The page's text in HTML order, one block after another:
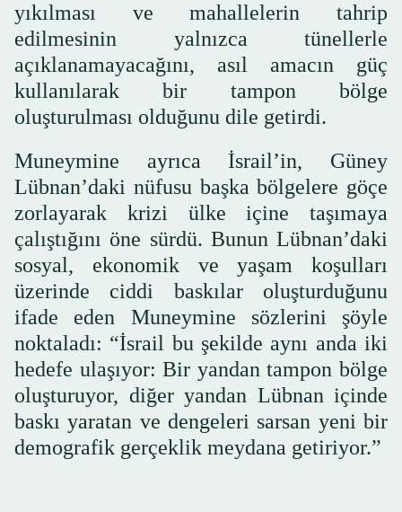
yıkılması ve mahallelerin tahrip
edilmesinin yalnızca tünellerle
açıklanamayacağını, asıl amacın güç
kullanılarak bir tampon bölge
oluşturulması olduğunu dile getirdi.
Muneymine ayrıca İsrail’in, Güney
Lübnan’daki nüfusu başka bölgelere göçe
zorlayarak krizi ülke içine taşımaya
çalıştığını öne sürdü. Bunun Lübnan’daki
sosyal, ekonomik ve yaşam koşulları
üzerinde ciddi baskılar oluşturduğunu
ifade eden Muneymine sözlerini şöyle
noktaladı: “İsrail bu şekilde aynı anda iki
hedefe ulaşıyor: Bir yandan tampon bölge
oluşturuyor, diğer yandan Lübnan içinde
baskı yaratan ve dengeleri sarsan yeni bir
demografik gerçeklik meydana getiriyor.”